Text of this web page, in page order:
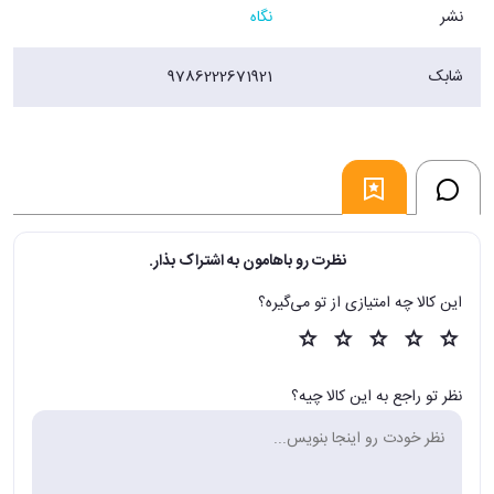
نشر نگاه
شابک 9786222671921
نظرت رو باهامون به اشتراک بذار.
این کالا چه امتیازی از تو می‌گیره؟
نظر تو راجع به این کالا چیه؟